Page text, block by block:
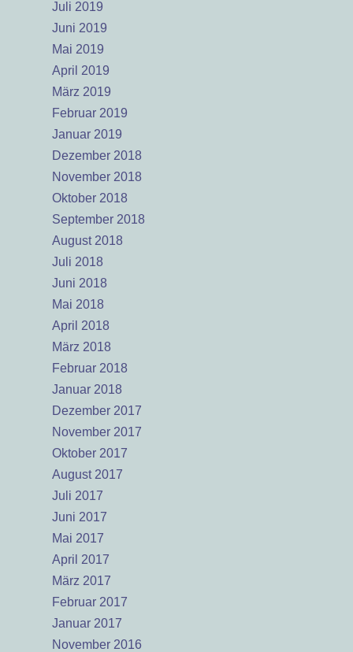
Juli 2019
Juni 2019
Mai 2019
April 2019
März 2019
Februar 2019
Januar 2019
Dezember 2018
November 2018
Oktober 2018
September 2018
August 2018
Juli 2018
Juni 2018
Mai 2018
April 2018
März 2018
Februar 2018
Januar 2018
Dezember 2017
November 2017
Oktober 2017
August 2017
Juli 2017
Juni 2017
Mai 2017
April 2017
März 2017
Februar 2017
Januar 2017
November 2016